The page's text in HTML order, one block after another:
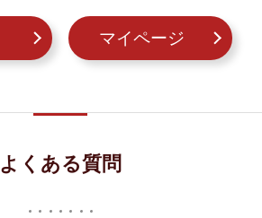
マイページ
よくある質問